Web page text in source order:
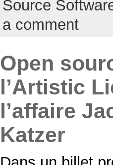
Source
a comment
Open
l’Artistic
l’affaire
Katzer